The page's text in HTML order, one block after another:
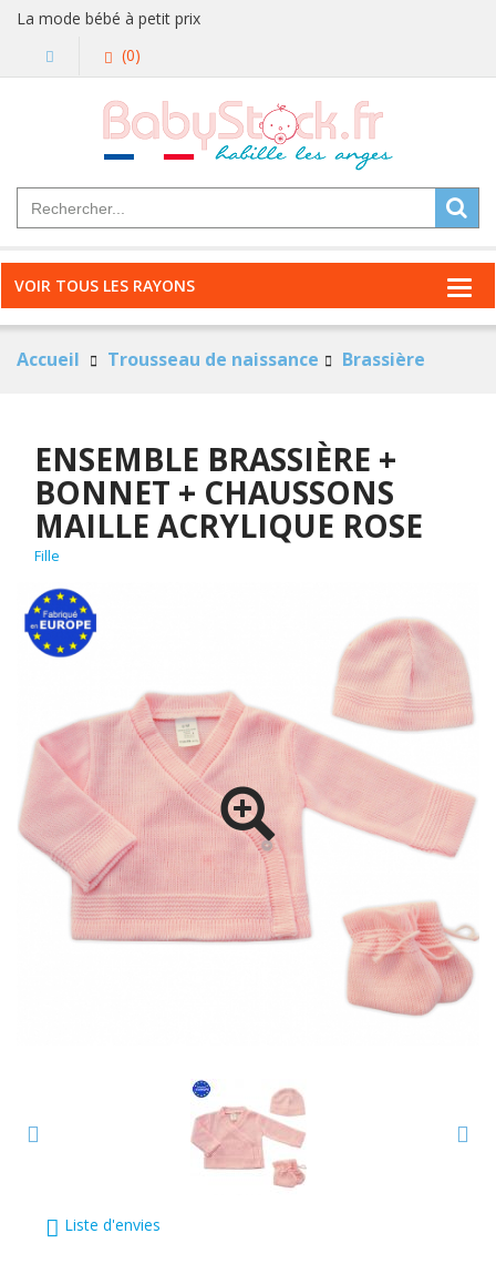
La mode bébé à petit prix
(0)
VOIR TOUS LES RAYONS
Accueil Trousseau de naissance Brassière
ENSEMBLE BRASSIÈRE +
BONNET + CHAUSSONS
MAILLE ACRYLIQUE ROSE
Fille
Liste d'envies